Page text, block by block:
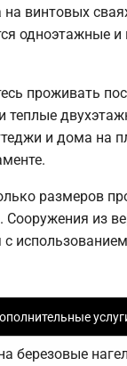
винтовых
одноэтажные
проживать
теплые
и дома на
размеров
из
с
березовые